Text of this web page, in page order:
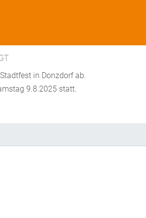
in Donzdorf ab.
9.8.2025 statt.